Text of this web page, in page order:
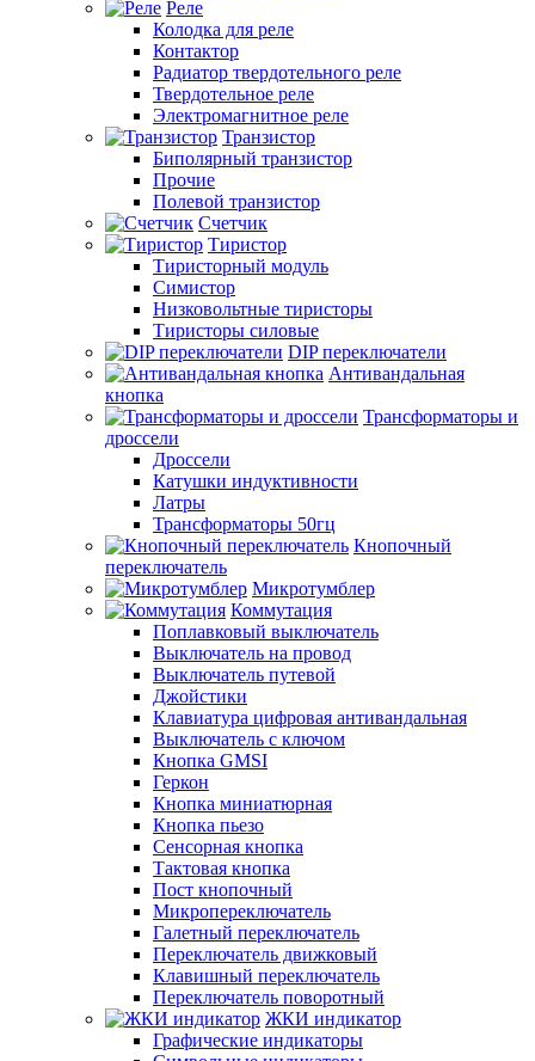
Реле
Колодка для реле
Контактор
Радиатор твердотельного реле
Твердотельное реле
Электромагнитное реле
Транзистор
Биполярный транзистор
Прочие
Полевой транзистор
Счетчик
Тиристор
Тиристорный модуль
Симистор
Низковольтные тиристоры
Тиристоры силовые
DIP переключатели
Антивандальная
кнопка
Трансформаторы и
дроссели
Дроссели
Катушки индуктивности
Латры
Трансформаторы 50гц
Кнопочный
переключатель
Микротумблер
Коммутация
Поплавковый выключатель
Выключатель на провод
Выключатель путевой
Джойстики
Клавиатура цифровая антивандальная
Выключатель с ключом
Кнопка GMSI
Геркон
Кнопка миниатюрная
Кнопка пьезо
Сенсорная кнопка
Тактовая кнопка
Пост кнопочный
Микропереключатель
Галетный переключатель
Переключатель движковый
Клавишный переключатель
Переключатель поворотный
ЖКИ индикатор
Графические индикаторы